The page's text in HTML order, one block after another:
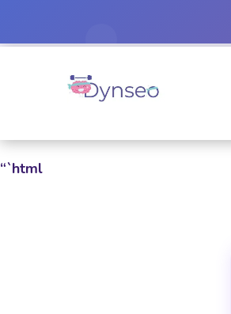
“`html